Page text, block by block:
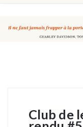
Club de